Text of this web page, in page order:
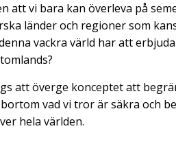
att vi bara kan överleva på
länder och regioner som
vackra värld har att
att överge konceptet att
vad vi tror är säkra och
hela världen.